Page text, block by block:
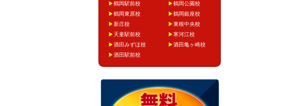
▶鶴岡駅前校 ▶鶴岡公園校
▶鶴岡東原校 ▶鶴岡銀座校
▶ 新庄校 ▶東根中央校
▶ 天童駅前校 ▶寒河江校
▶酒田みずほ校 ▶酒田亀ヶ崎校
▶酒田駅前校